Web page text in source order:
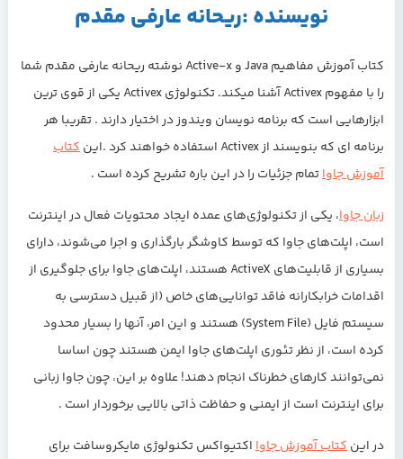
نویسنده :ریحانه عارفی مقدم
کتاب آموزش مفاهیم Java و Active-x
نوشته ریحانه عارفی مقدم شما
را با مفهوم Activex آشنا میکند. تکنولوژی Activex یکی از قوی ترین
ابزارهایی است که برنامه نویسان ویندوز در اختیار دارند . تقریبا هر
برنامه ای که بنویسند از Activex استفاده خواهند کرد .این
کتاب
آموزش جاواتمام جزئیات را در این باره تشریح کرده است .
زبان جاوا، یکی از تکنولوژی‌های عمده ایجاد محتویات فعال در اینترنت
است، اپلت‌های جاوا که توسط کاوشگر بارگذاری و اجرا می‌شوند، دارای
بسیاری از قابلیت‌های ActiveX هستند، اپلت‌های جاوا برای جلوگیری از
اقدامات خرابکارانه فاقد توانایی‌های خاص (از قبیل دسترسی به
سیستم فایل (System File) هستند و این امر، آنها را بسیار محدود
کرده است، از نظر تئوری اپلت‌های جاوا ایمن هستند چون اساسا
نمی‌توانند کارهای خطرناک انجام دهند! علاوه بر این، چون جاوا زبانی
برای اینترنت است از ایمنی و حفاظت ذاتی بالایی برخوردار است .
در اینکتاب آموزش جاوااکتیواکس تکنولوژی مایکروسافت برای